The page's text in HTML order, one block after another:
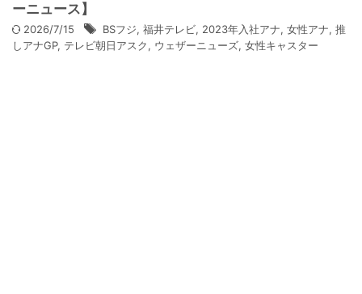
ーニュース】
2026/7/15 BSフジ, 福井テレビ, 2023年入社アナ, 女性アナ, 推
しアナGP, テレビ朝日アスク, ウェザーニューズ, 女性キャスター